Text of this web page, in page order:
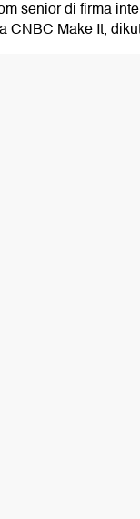
senior di firma
CNBC Make It,